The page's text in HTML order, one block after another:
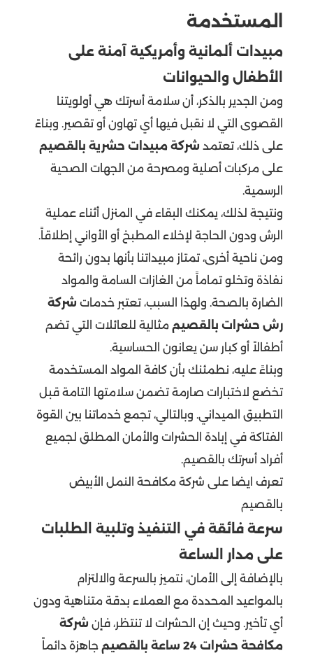
المستخدمة
مبيدات ألمانية وأمريكية آمنة على
الأطفال والحيوانات
ومن الجدير بالذكر، أن سلامة أسرتك هي أولويتنا
القصوى التي لا نقبل فيها أي تهاون أو تقصير. وبناءً
على ذلك، تعتمد شركة مبيدات حشرية بالقصيم
على مركبات أصلية ومصرحة من الجهات الصحية
الرسمية.
ونتيجة لذلك، يمكنك البقاء في المنزل أثناء عملية
الرش ودون الحاجة لإخلاء المطبخ أو الأواني إطلاقاً.
ومن ناحية أخرى، تمتاز مبيداتنا بأنها بدون رائحة
نفاذة وتخلو تماماً من الغازات السامة والمواد
الضارة بالصحة. ولهذا السبب، تعتبر خدمات شركة
رش حشرات بالقصيم مثالية للعائلات التي تضم
أطفالاً أو كبار سن يعانون الحساسية.
وبناءً عليه، نطمئنك بأن كافة المواد المستخدمة
تخضع لاختبارات صارمة تضمن سلامتها التامة قبل
التطبيق الميداني. وبالتالي، تجمع خدماتنا بين القوة
الفتاكة في إبادة الحشرات والأمان المطلق لجميع
أفراد أسرتك بالقصيم.
تعرف ايضا على شركة مكافحة النمل الأبيض
بالقصيم
سرعة فائقة في التنفيذ وتلبية الطلبات
على مدار الساعة
بالإضافة إلى الأمان، نتميز بالسرعة والالتزام
بالمواعيد المحددة مع العملاء بدقة متناهية ودون
أي تأخير. وحيث إن الحشرات لا تنتظر، فإن شركة
مكافحة حشرات 24 ساعة بالقصيم
جاهزة دائماً